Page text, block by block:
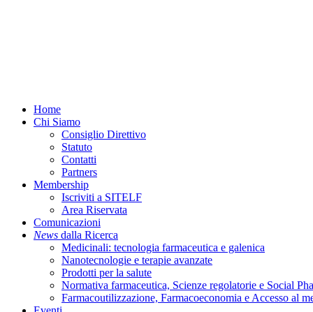
Menu
Home
Chi Siamo
Consiglio Direttivo
Statuto
Contatti
Partners
Membership
Iscriviti a SITELF
Area Riservata
Comunicazioni
News dalla Ricerca
Medicinali: tecnologia farmaceutica e galenica
Nanotecnologie e terapie avanzate
Prodotti per la salute
Normativa farmaceutica, Scienze regolatorie e Social
Farmacoutilizzazione, Farmacoeconomia e Accesso al